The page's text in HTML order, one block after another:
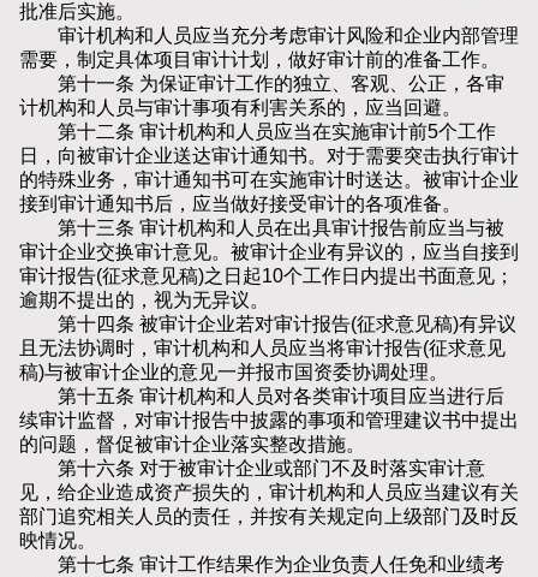
批准后实施。
审计机构和人员应当充分考虑审计风险和企业内部管理
需要，制定具体项目审计计划，做好审计前的准备工作。
第十一条 为保证审计工作的独立、客观、公正，各审
计机构和人员与审计事项有利害关系的，应当回避。
第十二条 审计机构和人员应当在实施审计前5个工作
日，向被审计企业送达审计通知书。对于需要突击执行审计
的特殊业务，审计通知书可在实施审计时送达。被审计企业
接到审计通知书后，应当做好接受审计的各项准备。
第十三条 审计机构和人员在出具审计报告前应当与被
审计企业交换审计意见。被审计企业有异议的，应当自接到
审计报告(征求意见稿)之日起10个工作日内提出书面意见；
逾期不提出的，视为无异议。
第十四条 被审计企业若对审计报告(征求意见稿)有异议
且无法协调时，审计机构和人员应当将审计报告(征求意见
稿)与被审计企业的意见一并报市国资委协调处理。
第十五条 审计机构和人员对各类审计项目应当进行后
续审计监督，对审计报告中披露的事项和管理建议书中提出
的问题，督促被审计企业落实整改措施。
第十六条 对于被审计企业或部门不及时落实审计意
见，给企业造成资产损失的，审计机构和人员应当建议有关
部门追究相关人员的责任，并按有关规定向上级部门及时反
映情况。
第十七条 审计工作结果作为企业负责人任免和业绩考